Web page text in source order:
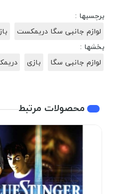
برچسبها :
لوازم جانبی سگا دریمکست
بخشها :
لوازم جانبی سگا
بازی
محصولات مرتبط